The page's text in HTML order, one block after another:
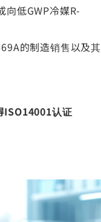
向低GWP冷媒R-
的制造销售以及其
认证